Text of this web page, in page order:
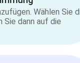
Wählen Sie
Sie dann auf die